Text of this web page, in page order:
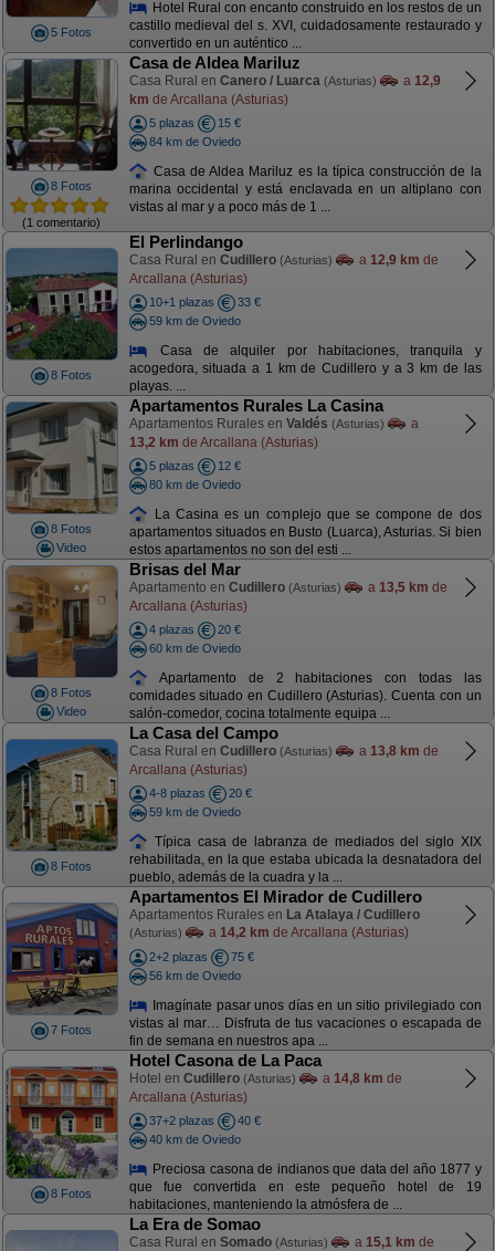
5 Fotos
Hotel Rural con encanto construido en los restos de un
castillo medieval del s. XVI, cuidadosamente restaurado y
convertido en un auténtico ...
8 Fotos
(1 comentario)
Casa de Aldea Mariluz
Casa Rural en Canero / Luarca (Asturias) a 12,9
km de Arcallana (Asturias)
5 plazas
15 €
84 km de Oviedo
Casa de Aldea Mariluz es la típica construcción de la
marina occidental y está enclavada en un altiplano con
vistas al mar y a poco más de 1 ...
8 Fotos
El Perlindango
Casa Rural en Cudillero (Asturias) a 12,9 km de
Arcallana (Asturias)
10+1 plazas
33 €
59 km de Oviedo
Casa de alquiler por habitaciones, tranquila y
acogedora, situada a 1 km de Cudillero y a 3 km de las
playas. ...
8 Fotos
Video
Apartamentos Rurales La Casina
Apartamentos Rurales en Valdés (Asturias)
a
13,2 km de Arcallana (Asturias)
5 plazas
12 €
80 km de Oviedo
La Casina es un complejo que se compone de dos
apartamentos situados en Busto (Luarca), Asturias. Si bien
estos apartamentos no son del esti ...
8 Fotos
Video
Brisas del Mar
Apartamento en Cudillero (Asturias) a 13,5 km de
Arcallana (Asturias)
4 plazas
20 €
60 km de Oviedo
Apartamento de 2 habitaciones con todas las
comidades situado en Cudillero (Asturias). Cuenta con un
salón-comedor, cocina totalmente equipa ...
8 Fotos
La Casa del Campo
Casa Rural en Cudillero (Asturias) a 13,8 km de
Arcallana (Asturias)
4-8 plazas
20 €
59 km de Oviedo
Típica casa de labranza de mediados del siglo XIX
rehabilitada, en la que estaba ubicada la desnatadora del
pueblo, además de la cuadra y la ...
7 Fotos
Apartamentos El Mirador de Cudillero
Apartamentos Rurales en La Atalaya / Cudillero
(Asturias) a 14,2 km de Arcallana (Asturias)
2+2 plazas
75 €
56 km de Oviedo
Imagínate pasar unos días en un sitio privilegiado con
vistas al mar… Disfruta de tus vacaciones o escapada de
fin de semana en nuestros apa ...
8 Fotos
Hotel Casona de La Paca
Hotel en Cudillero (Asturias) a 14,8 km de
Arcallana (Asturias)
37+2 plazas
40 €
40 km de Oviedo
Preciosa casona de indianos que data del año 1877 y
que fue convertida en este pequeño hotel de 19
habitaciones, manteniendo la atmósfera de ...
La Era de Somao
Casa Rural en Somado (Asturias) a 15,1 km de